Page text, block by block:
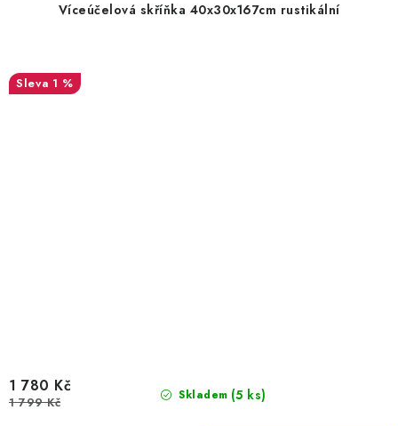
Víceúčelová skříňka 40x30x167cm rustikální
1 %
Skladem (5 ks)
1 780 Kč
1 799 Kč